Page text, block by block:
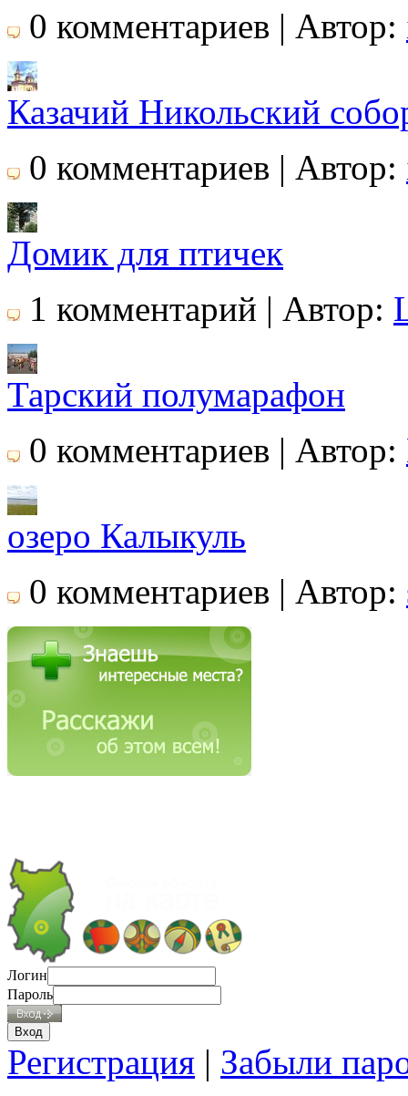
0 комментариев | Автор:
Казачий Никольский
0 комментариев | Автор:
Домик для птичек
1 комментарий | Автор:
Тарский полумарафон
0 комментариев | Автор:
озеро Калыкуль
0 комментариев | Автор:
Логин
Пароль
Регистрация | Забыли